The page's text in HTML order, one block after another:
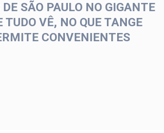
SÃO PAULO NO GIGANTE
VÊ, NO QUE TANGE
CONVENIENTES